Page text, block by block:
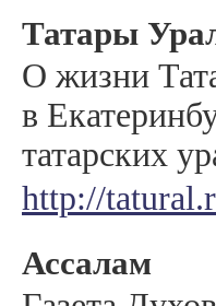
Татары
О жизни
в
татарских
http://
Ассалам